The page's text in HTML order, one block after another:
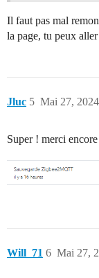
Il faut pas mal
la page, tu peux
Jluc Mai 27,
5
Super ! merci encore
Will_71 Mai 27,
6